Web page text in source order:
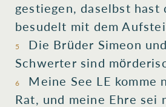
gestiegen, daselbst hast
besudelt mit dem
5 Die Brüder Simeon
Schwerter sind
6 Meine See LE komme
Rat, und meine Ehre sei